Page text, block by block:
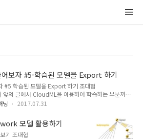
보자 #5-학습된 모델을 Export 하기
#5 학습된 모델을 Export 하기 조대협
글에서 CloudML을 이용하여 학습하는 부분까지
을 이용하여 실제로 예측은 어떻게 할것인가? 여기에
이타는 텐서플로우 모델 그래프는 없고, 모델에서 사용
저장하기 때문에, 이 데이타를 로딩하려면 텐서플로우
, 로딩을 해야한다. (상세 설명
닝 2017.07.31
모델 활용하기
기 조대협